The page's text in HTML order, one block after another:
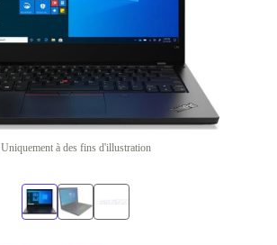
Uniquement à des fins d'illustration